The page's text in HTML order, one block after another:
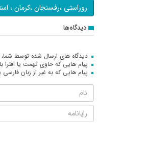
روراستی ،رفسنجان ،کرمان ،
دیدگاه‌ها
دیدگاه های ارسال شده توسط
پیام هایی که حاوی تهمت یا
پیام هایی که به غیر از زبان